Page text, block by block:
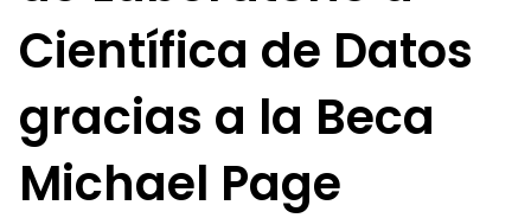
Científica de Datos
gracias a la Beca
Michael Page